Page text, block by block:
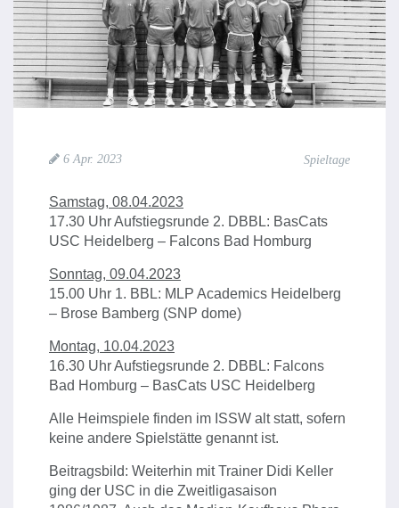
6 Apr. 2023 Spieltage
Samstag, 08.04.2023
17.30 Uhr Aufstiegsrunde 2. DBBL: BasCats
USC Heidelberg – Falcons Bad Homburg
Sonntag, 09.04.2023
15.00 Uhr 1. BBL: MLP Academics Heidelberg
– Brose Bamberg (SNP dome)
Montag, 10.04.2023
16.30 Uhr Aufstiegsrunde 2. DBBL: Falcons
Bad Homburg – BasCats USC Heidelberg
Alle Heimspiele finden im ISSW alt statt, sofern
keine andere Spielstätte genannt ist.
Beitragsbild: Weiterhin mit Trainer Didi Keller
ging der USC in die Zweitligasaison